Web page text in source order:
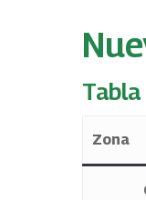
Zona